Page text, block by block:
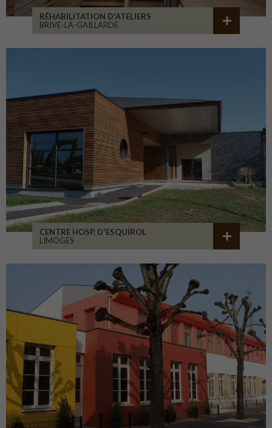
RÉHABILITATION D'ATELIERS
BRIVE-LA-GAILLARDE
CENTRE HOSP. D'ESQUIROL
LIMOGES